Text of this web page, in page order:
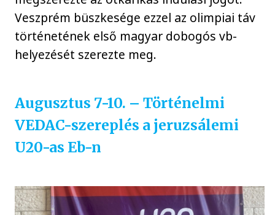
Veszprém büszkesége ezzel az olimpiai táv
történetének első magyar dobogós vb-
helyezését szerezte meg.
Augusztus 7-10. – Történelmi
VEDAC-szereplés a jeruzsálemi
U20-as Eb-n